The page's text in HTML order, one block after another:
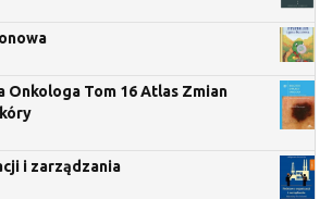
Tom 16 Atlas Zmian
i zarządzania